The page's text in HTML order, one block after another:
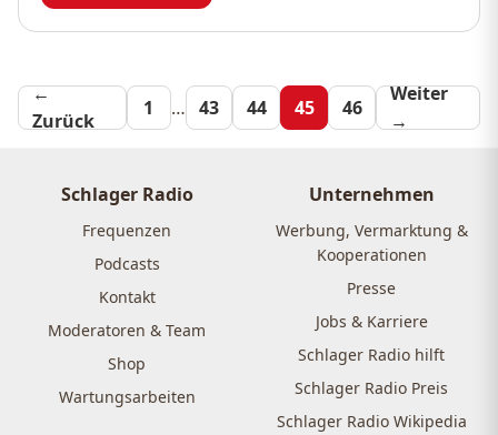
der
←
Zurück
1 … 43 44 45 46
Weiter
→
Schlager Radio
Frequenzen
Podcasts
Kontakt
Moderatoren & Team
Shop
Wartungsarbeiten
Unternehmen
Werbung, Vermarktung &
Kooperationen
Presse
Jobs & Karriere
Schlager Radio hilft
Schlager Radio Preis
Schlager Radio Wikipedia